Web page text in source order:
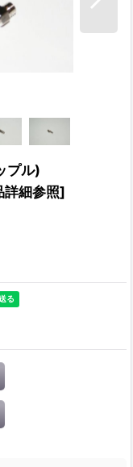
プル)
細参照]